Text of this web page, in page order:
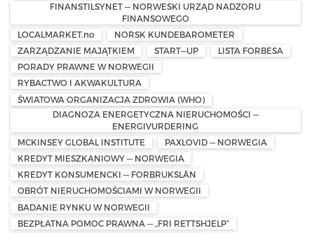
FINANSTILSYNET — NORWESKI URZĄD NADZORU
FINANSOWEGO
LOCALMARKET.no
NORSK KUNDEBAROMETER
ZARZĄDZANIE MAJĄTKIEM
START—UP
LISTA FORBESA
PORADY PRAWNE W NORWEGII
RYBACTWO I AKWAKULTURA
ŚWIATOWA ORGANIZACJA ZDROWIA (WHO)
DIAGNOZA ENERGETYCZNA NIERUCHOMOŚCI —
ENERGIVURDERING
MCKINSEY GLOBAL INSTITUTE
PAXLOVID — NORWEGIA
KREDYT MIESZKANIOWY — NORWEGIA
KREDYT KONSUMENCKI — FORBRUKSLÅN
OBRÓT NIERUCHOMOŚCIAMI W NORWEGII
BADANIE RYNKU W NORWEGII
BEZPŁATNA POMOC PRAWNA — „FRI RETTSHJELP”